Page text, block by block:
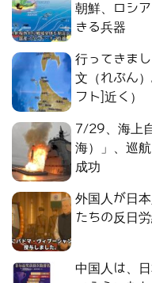
朝鮮、ロシ
きる兵器
行ってきま
文（れぶん
フト]近く）
7/29、海上
海）」、巡
成功
外国人が日
たちの反日
中国人は、